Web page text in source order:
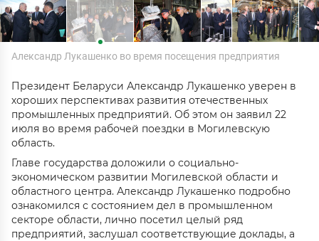
Александр Лукашенко во время посещения предприятия
Президент Беларуси Александр Лукашенко уверен в
хороших перспективах развития отечественных
промышленных предприятий. Об этом он заявил 22
июля во время рабочей поездки в Могилевскую
область.
Главе государства доложили о социально-
экономическом развитии Могилевской области и
областного центра. Александр Лукашенко подробно
ознакомился с состоянием дел в промышленном
секторе области, лично посетил целый ряд
предприятий, заслушал соответствующие доклады, а